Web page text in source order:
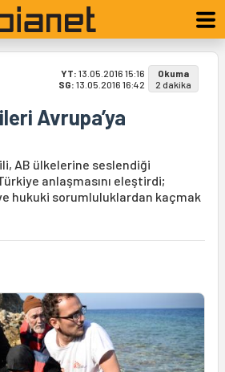
YT: 13.05.2016 15:16
SG: 13.05.2016 16:42
Okuma
2 dakika
Avrupa’ya
AB ülkelerine seslendiği
anlaşmasını eleştirdi;
hukuki sorumluluklardan kaçmak